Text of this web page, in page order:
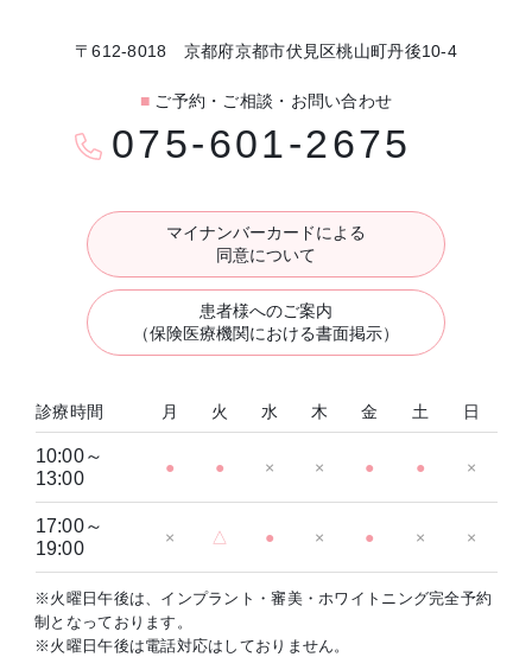
〒612-8018 京都府京都市伏見区桃山町丹後10-4
■ ご予約・ご相談・お問い合わせ
075-601-2675
マイナンバーカードによる
同意について
患者様へのご案内
（保険医療機関における書面掲示）
診療時間 月 火 水 木 金 土 日
10:00～
13:00
● ● × × ● ● ×
17:00～
19:00
× △ ● × ● × ×
※火曜日午後は、インプラント・審美・ホワイトニング完全予約
制となっております。
※火曜日午後は電話対応はしておりません。